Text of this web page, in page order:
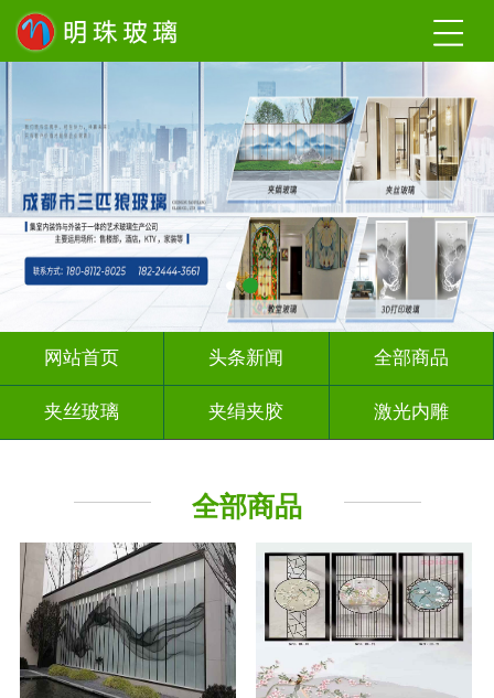
网站首页 头条新闻 全部商品
夹丝玻璃 夹绢夹胶 激光内雕
其它玻璃
全部商品